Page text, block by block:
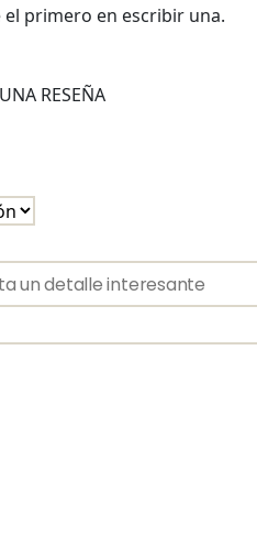
el primero en escribir una.
RESEÑA